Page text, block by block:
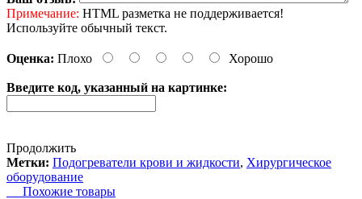
Примечание: HTML разметка не поддерживается!
Используйте обычный текст.
Оценка: Плохо Хорошо
Введите код, указанный на картинке:
Продолжить
Метки: Подогреватели крови и жидкости, Хирургическое
оборудование
Похожие товары